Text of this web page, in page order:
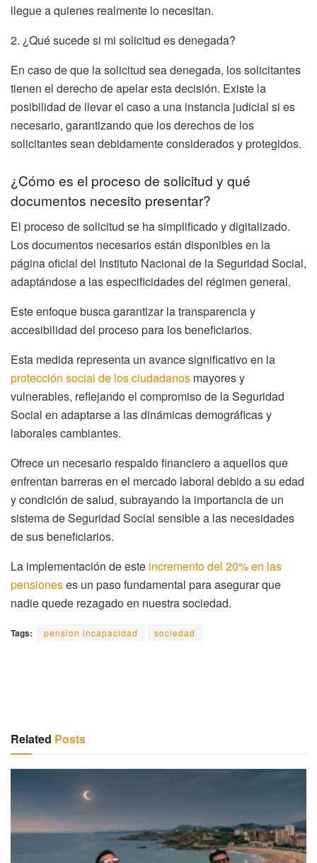
llegue a quienes realmente lo necesitan.
2. ¿Qué sucede si mi solicitud es denegada?
En caso de que la solicitud sea denegada, los solicitantes
tienen el derecho de apelar esta decisión. Existe la
posibilidad de llevar el caso a una instancia judicial si es
necesario, garantizando que los derechos de los
solicitantes sean debidamente considerados y protegidos.
¿Cómo es el proceso de solicitud y qué
documentos necesito presentar?
El proceso de solicitud se ha simplificado y digitalizado.
Los documentos necesarios están disponibles en la
página oficial del Instituto Nacional de la Seguridad Social,
adaptándose a las especificidades del régimen general.
Este enfoque busca garantizar la transparencia y
accesibilidad del proceso para los beneficiarios.
Esta medida representa un avance significativo en la
protección social de los ciudadanos mayores y
vulnerables, reflejando el compromiso de la Seguridad
Social en adaptarse a las dinámicas demográficas y
laborales cambiantes.
Ofrece un necesario respaldo financiero a aquellos que
enfrentan barreras en el mercado laboral debido a su edad
y condición de salud, subrayando la importancia de un
sistema de Seguridad Social sensible a las necesidades
de sus beneficiarios.
La implementación de este incremento del 20% en las
pensioneses un paso fundamental para asegurar que
nadie quede rezagado en nuestra sociedad.
Tags: pension incapacidad sociedad
Related Posts